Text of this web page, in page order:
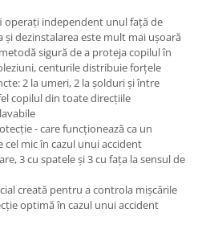
operați independent unul față de
și dezinstalarea este mult mai ușoară
sigură de a proteja copilul în
centurile distribuie forțele
2 la umeri, 2 la șolduri și între
copilul din toate direcțiile
- care funcționează ca un
cel mic în cazul unui accident
3 cu spatele și 3 cu fața la sensul de
creată pentru a controla mișcările
optimă în cazul unui accident